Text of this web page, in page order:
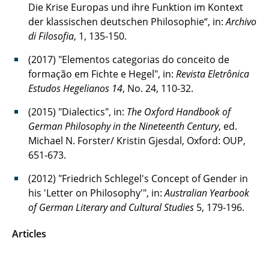
Die Krise Europas und ihre Funktion im Kontext
der klassischen deutschen Philosophie“, in:Archivo
di Filosofia, 1, 135-150.
(2017) "Elementos categorias do conceito de
formação em Fichte e Hegel", in: Revista Eletrônica
Estudos Hegelianos 14, No. 24, 110-32.
(2015) "Dialectics", in: The Oxford Handbook of
German Philosophy in the Nineteenth Century, ed.
Michael N. Forster/ Kristin Gjesdal, Oxford: OUP,
651-673.
(2012) "Friedrich Schlegel's Concept of Gender in
his 'Letter on Philosophy'", in:Australian Yearbook
of German Literary and Cultural Studies 5, 179-196.
Articles